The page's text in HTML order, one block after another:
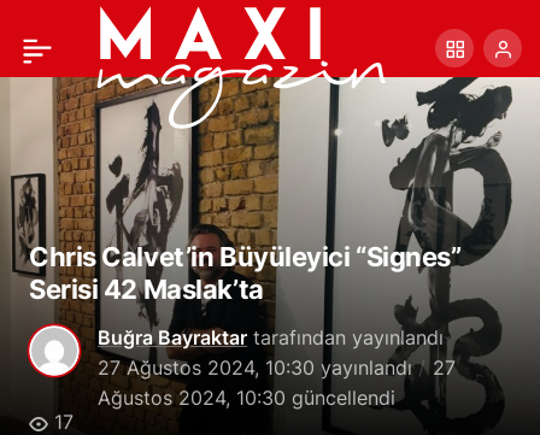
Chris Calvet’in Büyüleyici “Signes”
Serisi 42 Maslak’ta
Buğra Bayraktar tarafından yayınlandı
27 Ağustos 2024, 10:30 yayınlandı
27
Ağustos 2024, 10:30 güncellendi
17
Chris Calvet’in Büyüleyici
“Signes” Serisi 42
Maslak’ta
0